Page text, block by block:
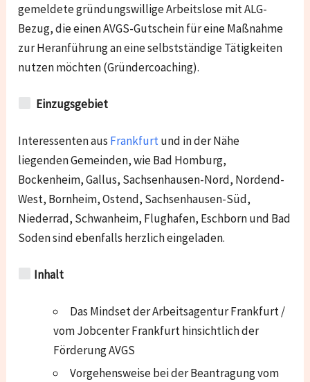
gemeldete gründungswillige Arbeitslose mit ALG-
Bezug, die einen AVGS-Gutschein für eine Maßnahme
zur Heranführung an eine selbstständige Tätigkeiten
nutzen möchten (Gründercoaching).
Einzugsgebiet
Interessenten aus Frankfurtund in der Nähe
liegenden Gemeinden, wieBad Homburg,
Bockenheim, Gallus, Sachsenhausen-Nord, Nordend-
West, Bornheim, Ostend, Sachsenhausen-Süd,
Niederrad, Schwanheim, Flughafen, Eschborn und Bad
Sodensind ebenfalls herzlich eingeladen.
Inhalt
Das Mindset der Arbeitsagentur Frankfurt /
vom Jobcenter Frankfurt hinsichtlich der
Förderung AVGS
Vorgehensweise bei der Beantragung vom